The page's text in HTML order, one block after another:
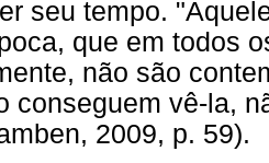
seu tempo.
que em todos
não são
conseguem vê-la,
2009, p. 59).